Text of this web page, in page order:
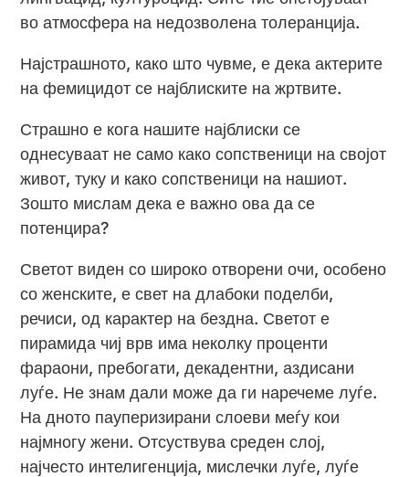
во атмосфера на недозволена толеранција.
Најстрашното, како што чувме, е дека актерите
на фемицидот се најблиските на жртвите.
Страшно е кога нашите најблиски се
однесуваат не само како сопственици на својот
живот, туку и како сопственици на нашиот.
Зошто мислам дека е важно ова да се
потенцира?
Светот виден со широко отворени очи, особено
со женските, е свет на длабоки поделби,
речиси, од карактер на бездна. Светот е
пирамида чиј врв има неколку проценти
фараони, пребогати, декадентни, аздисани
луѓе. Не знам дали може да ги наречеме луѓе.
На дното пауперизирани слоеви меѓу кои
најмногу жени. Отсуствува среден слој,
најчесто интелигенција, мислечки луѓе, луѓе